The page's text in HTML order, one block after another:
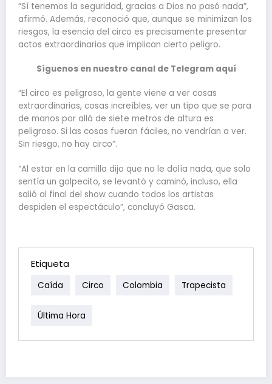
“Sí tenemos la seguridad, gracias a Dios no pasó nada”,
afirmó. Además, reconoció que, aunque se minimizan los
riesgos, la esencia del circo es precisamente presentar
actos extraordinarios que implican cierto peligro.
Síguenos en nuestro canal de Telegram aquí
“El circo es peligroso, la gente viene a ver cosas
extraordinarias, cosas increíbles, ver un tipo que se para
de manos por allá de siete metros de altura es
peligroso. Si las cosas fueran fáciles, no vendrían a ver.
Sin riesgo, no hay circo”.
“Al estar en la camilla dijo que no le dolía nada, que solo
sentía un golpecito, se levantó y caminó, incluso, ella
salió al final del show cuando todos los artistas
despiden el espectáculo”, concluyó Gasca.
Etiqueta
Caída Circo Colombia Trapecista
Última Hora